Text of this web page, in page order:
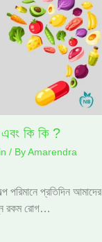
এবং কি কি ?
/ ByAmarendra
পরিমানে প্রতিদিন আমাদের
রকম রোগ…